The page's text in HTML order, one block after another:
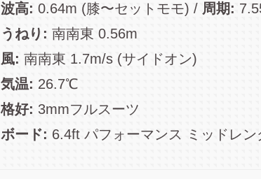
波高: 0.64m (膝〜セットモモ) / 周期:
うねり: 南南東 0.56m
風: 南南東 1.7m/s (サイドオン)
気温: 26.7℃
格好: 3mmフルスーツ
ボード: 6.4ft パフォーマンス ミッドレン